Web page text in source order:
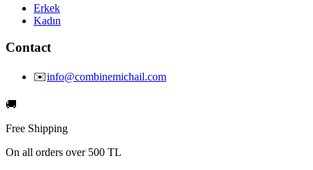
Erkek
Kadın
Contact
✉️info@combinemichail.com
🚚
Free Shipping
On all orders over 500 TL